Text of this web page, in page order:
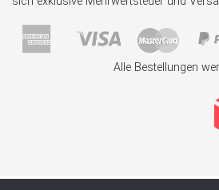
Alle Bestellungen